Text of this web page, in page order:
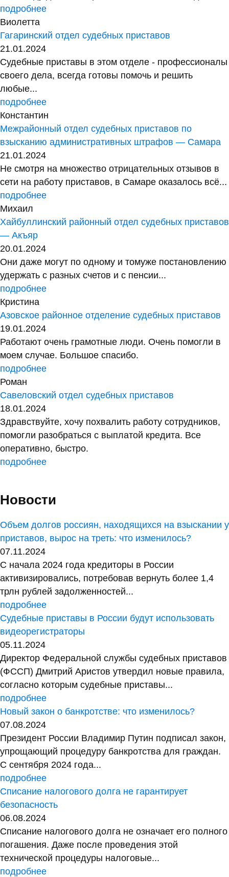
подробнее
Виолетта
Гагаринский отдел судебных приставов
21.01.2024
Судебные приставы в этом отделе - профессионалы
своего дела, всегда готовы помочь и решить
любые...
подробнее
Константин
Межрайонный отдел судебных приставов по
взысканию административных штрафов — Самара
21.01.2024
Не смотря на множество отрицательных отзывов в
сети на работу приставов, в Самаре оказалось всё...
подробнее
Михаил
Хайбуллинский районный отдел судебных приставов
— Акъяр
20.01.2024
Они даже могут по одному и томуже постановлению
удержать с разных счетов и с пенсии...
подробнее
Кристина
Азовское районное отделение судебных приставов
19.01.2024
Работают очень грамотные люди. Очень помогли в
моем случае. Большое спасибо.
подробнее
Роман
Савеловский отдел судебных приставов
18.01.2024
Здравствуйте, хочу похвалить работу сотрудников,
помогли разобраться с выплатой кредита. Все
оперативно, быстро.
подробнее
Новости
Объем долгов россиян, находящихся на взыскании у
приставов, вырос на треть: что изменилось?
07.11.2024
С начала 2024 года кредиторы в России
активизировались, потребовав вернуть более 1,4
трлн рублей задолженностей...
подробнее
Судебные приставы в России будут использовать
видеорегистраторы
05.11.2024
Директор Федеральной службы судебных приставов
(ФССП) Дмитрий Аристов утвердил новые правила,
согласно которым судебные приставы...
подробнее
Новый закон о банкротстве: что изменилось?
07.08.2024
Президент России Владимир Путин подписал закон,
упрощающий процедуру банкротства для граждан.
С сентября 2024 года...
подробнее
Списание налогового долга не гарантирует
безопасность
06.08.2024
Списание налогового долга не означает его полного
погашения. Даже после проведения этой
технической процедуры налоговые...
подробнее